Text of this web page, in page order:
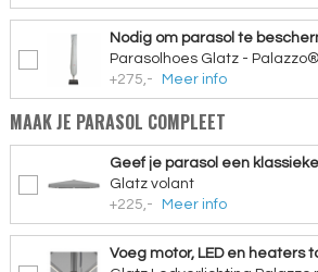
Nodig om parasol te
Parasolhoes Glatz -
+275,-
Meer info
MAAK JE PARASOL COMPLEET
Geef je parasol een
Glatz volant
+225,-
Meer info
Voeg motor, LED en heaters